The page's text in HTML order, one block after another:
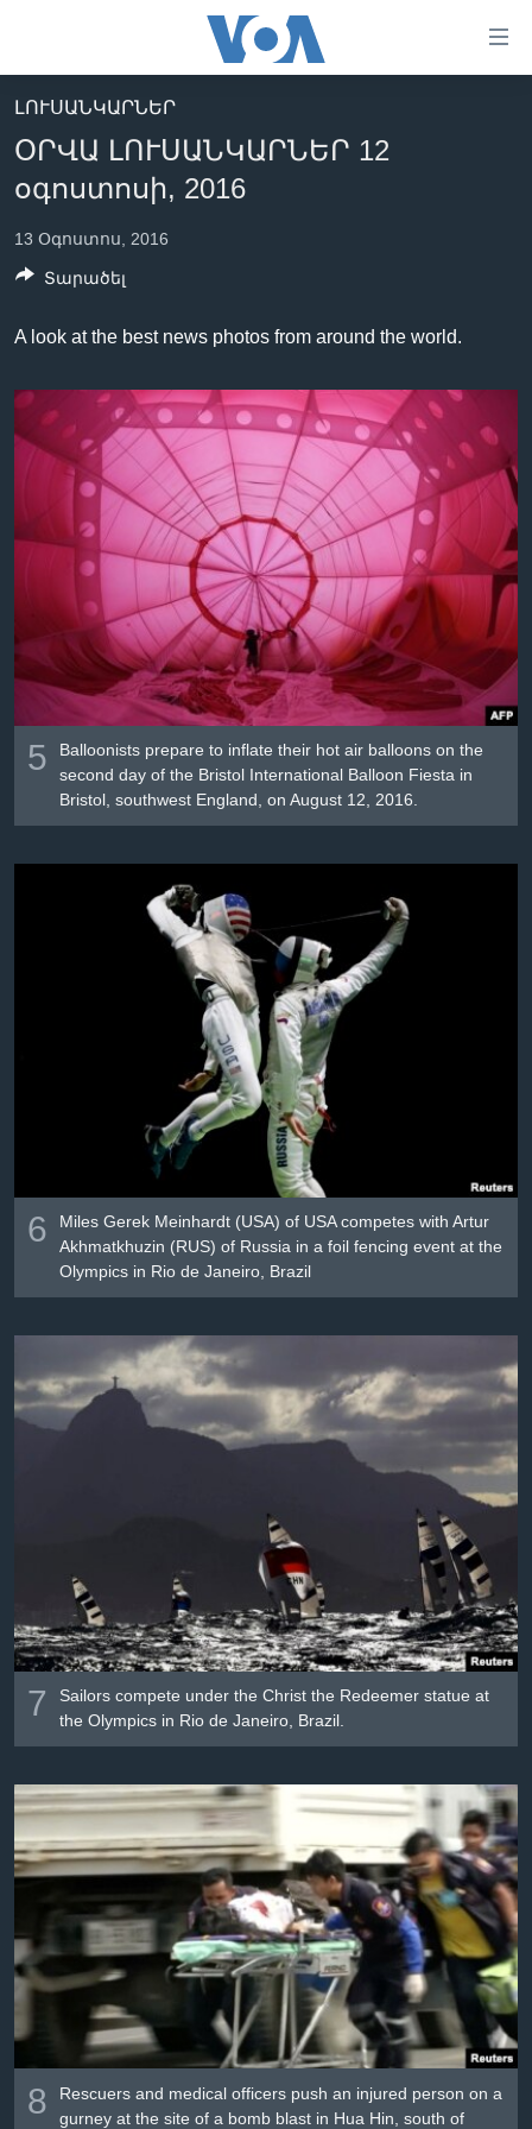
հիմնական
բովանդակությանը
հիմնական
բովանդակությանը
բովանդակություն
ԼՈՒՐԵՐ
ՍՓՅՈՒՌՔ
ՏԵՍԱՆՅՈՒԹԵՐ
ՖԻԼՄԵՐ
ՄԵՐ ՄԱՍԻՆ
«ԱՄԵՐԻԿԱՅԻ ՁԱՅՆ»-Ի ԿԱՆՈՆԱԴՐՈՒԹՅՈՒՆ
ԿԱՊ ՄԵԶ ՀԵՏ
Learning English
ՀԵՏԵՒԵՔ ՄԵԶ
Լեզուներ
ԼՈՒՍԱՆԿԱՐՆԵՐ
ՕՐՎԱ ԼՈՒՍԱՆԿԱՐՆԵՐ 12
օգոստոսի, 2016
13 Օգոստոս, 2016
A look at the best news photos from around the world.
5
Balloonists prepare to inflate their hot air balloons on the
second day of the Bristol International Balloon Fiesta in
Bristol, southwest England, on August 12, 2016.
6
Miles Gerek Meinhardt (USA) of USA competes with Artur
Akhmatkhuzin (RUS) of Russia in a foil fencing event at the
Olympics in Rio de Janeiro, Brazil
7
Sailors compete under the Christ the Redeemer statue at
the Olympics in Rio de Janeiro, Brazil.
8
Rescuers and medical officers push an injured person on a
gurney at the site of a bomb blast in Hua Hin, south of
Տարածել